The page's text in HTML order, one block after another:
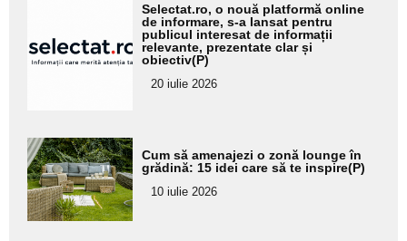
pentru
subtitlu
Selectat.ro, o nouă platformă online
de informare, s-a lansat pentru
publicul interesat de informații
relevante, prezentate clar și
obiectiv(P)
20 iulie 2026
Adaugă
aici textul
pentru
subtitlu
Cum să amenajezi o zonă lounge în
grădină: 15 idei care să te inspire(P)
10 iulie 2026